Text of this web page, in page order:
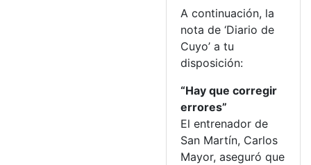
A continuación, la
nota de ‘Diario de
Cuyo’ a tu
disposición:
“Hay que corregir
errores”
El entrenador de
San Martín, Carlos
Mayor, aseguró que